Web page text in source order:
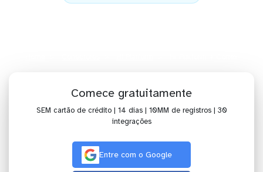
Comece gratuitamente
SEM cartão de crédito | 14 dias | 10MM de registros | 30
integrações
Entre com o Google